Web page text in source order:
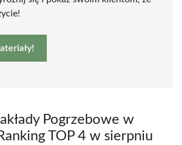
Pogrzebowe w
TOP 4 w sierpniu